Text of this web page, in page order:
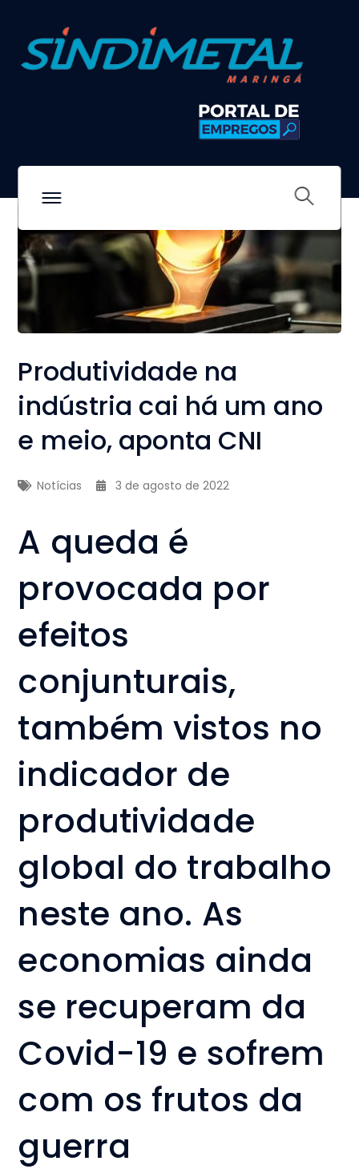
Produtividade na
indústria cai há um ano
e meio, aponta CNI
Notícias 3 de agosto de 2022
A queda é
provocada por
efeitos
conjunturais,
também vistos no
indicador de
produtividade
global do trabalho
neste ano. As
economias ainda
se recuperam da
Covid-19 e sofrem
com os frutos da
guerra